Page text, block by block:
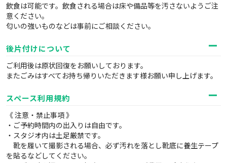
飲食は可能です。飲食される場合は床や備品等を汚さないようご注
意ください。
匂いの強いものなどは事前にご相談ください。
後片付けについて
ご利用後は原状回復をお願いしております。
またごみはすべてお持ち帰りいただきます様お願い申し上げます。
スペース利用規約
《 注意・禁止事項 》
・ご予約時間内の出入りは自由です。
・スタジオ内は土足厳禁です。
靴を履いて撮影される場合、必ず汚れを落とし靴底に養生テープ
を貼るなどしてください。